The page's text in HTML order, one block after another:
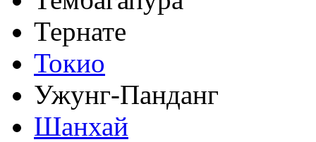
Тернате
Токио
Ужунг-Панданг
Шанхай